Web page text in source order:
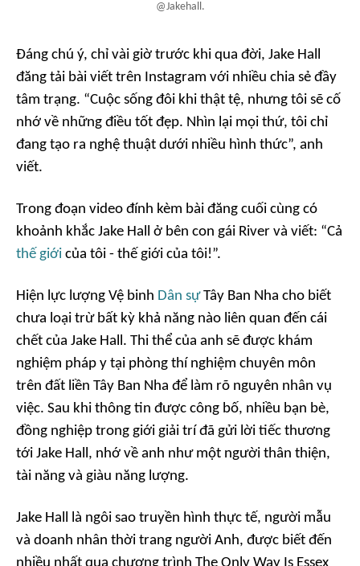
@Jakehall.
Đáng chú ý, chỉ vài giờ trước khi qua đời, Jake Hall
đăng tải bài viết trên Instagram với nhiều chia sẻ đầy
tâm trạng. “Cuộc sống đôi khi thật tệ, nhưng tôi sẽ cố
nhớ về những điều tốt đẹp. Nhìn lại mọi thứ, tôi chỉ
đang tạo ra nghệ thuật dưới nhiều hình thức”, anh
viết.
Trong đoạn video đính kèm bài đăng cuối cùng có
khoảnh khắc Jake Hall ở bên con gái River và viết: “Cả
thế giới của tôi - thế giới của tôi!”.
Hiện lực lượng Vệ binh Dân sựTây Ban Nha cho biết
chưa loại trừ bất kỳ khả năng nào liên quan đến cái
chết của Jake Hall. Thi thể của anh sẽ được khám
nghiệm pháp y tại phòng thí nghiệm chuyên môn
trên đất liền Tây Ban Nha để làm rõ nguyên nhân vụ
việc. Sau khi thông tin được công bố, nhiều bạn bè,
đồng nghiệp trong giới giải trí đã gửi lời tiếc thương
tới Jake Hall, nhớ về anh như một người thân thiện,
tài năng và giàu năng lượng.
Jake Hall là ngôi sao truyền hình thực tế, người mẫu
và doanh nhân thời trang người Anh, được biết đến